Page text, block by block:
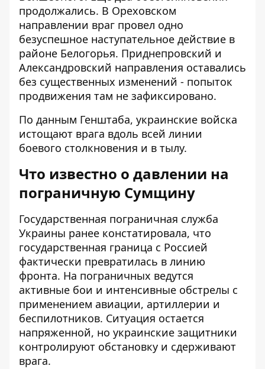
продолжались. В Ореховском
направлении враг провел одно
безуспешное наступательное действие в
районе Белогорья. Приднепровский и
Александровский направления оставались
без существенных изменений - попыток
продвижения там не зафиксировано.
По данным Генштаба, украинские войска
истощают врага вдоль всей линии
боевого столкновения и в тылу.
Что известно о давлении на
пограничную Сумщину
Государственная пограничная служба
Украины ранее констатировала, что
государственная граница с Россией
фактически превратилась в линию
фронта. На пограничных ведутся
активные бои и интенсивные обстрелы с
применением авиации, артиллерии и
беспилотников. Ситуация остается
напряженной, но украинские защитники
контролируют обстановку и сдерживают
врага.